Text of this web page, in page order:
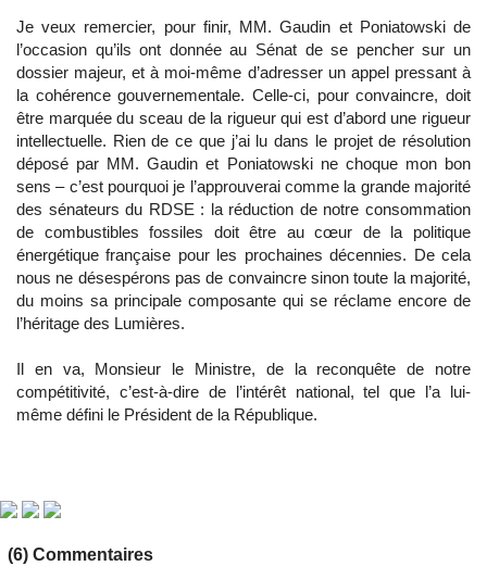
Je veux remercier, pour finir, MM. Gaudin et Poniatowski de
l’occasion qu’ils ont donnée au Sénat de se pencher sur un
dossier majeur, et à moi-même d’adresser un appel pressant à
la cohérence gouvernementale. Celle-ci, pour convaincre, doit
être marquée du sceau de la rigueur qui est d’abord une rigueur
intellectuelle. Rien de ce que j’ai lu dans le projet de résolution
déposé par MM. Gaudin et Poniatowski ne choque mon bon
sens – c’est pourquoi je l’approuverai comme la grande majorité
des sénateurs du RDSE : la réduction de notre consommation
de combustibles fossiles doit être au cœur de la politique
énergétique française pour les prochaines décennies. De cela
nous ne désespérons pas de convaincre sinon toute la majorité,
du moins sa principale composante qui se réclame encore de
l’héritage des Lumières.
Il en va, Monsieur le Ministre, de la reconquête de notre
compétitivité, c’est-à-dire de l’intérêt national, tel que l’a lui-
même défini le Président de la République.
(6) Commentaires